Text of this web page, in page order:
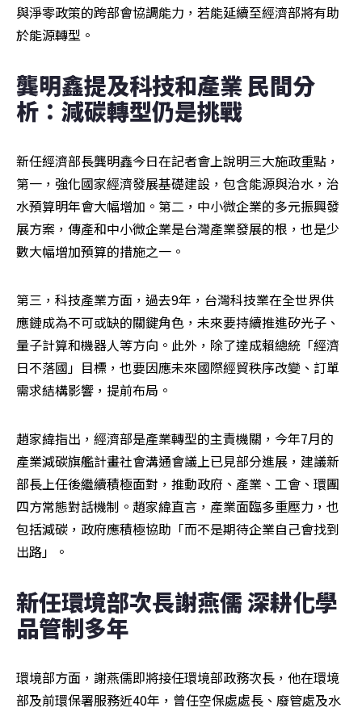
與淨零政策的跨部會協調能力，若能延續至經濟部將有助
於能源轉型。
龔明鑫提及科技和產業 民間分
析：減碳轉型仍是挑戰
新任經濟部長龔明鑫今日在記者會上說明三大施政重點，
第一，強化國家經濟發展基礎建設，包含能源與治水，治
水預算明年會大幅增加。第二，中小微企業的多元振興發
展方案，傳產和中小微企業是台灣產業發展的根，也是少
數大幅增加預算的措施之一。
第三，科技產業方面，過去9年，台灣科技業在全世界供
應鏈成為不可或缺的關鍵角色，未來要持續推進矽光子、
量子計算和機器人等方向。此外，除了達成賴總統「經濟
日不落國」目標，也要因應未來國際經貿秩序改變、訂單
需求結構影響，提前布局。
趙家緯指出，經濟部是產業轉型的主責機關，今年7月的
產業減碳旗艦計畫社會溝通會議上已見部分進展，建議新
部長上任後繼續積極面對，推動政府、產業、工會、環團
四方常態對話機制。趙家緯直言，產業面臨多重壓力，也
包括減碳，政府應積極協助「而不是期待企業自己會找到
出路」。
新任環境部次長謝燕儒 深耕化學
品管制多年
環境部方面，謝燕儒即將接任環境部政務次長，他在環境
部及前環保署服務近40年，曾任空保處處長、廢管處及水